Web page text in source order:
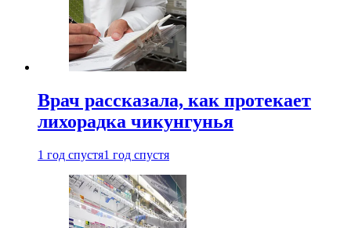
Врач рассказала, как протекает
лихорадка чикунгунья
1 год спустя1 год спустя